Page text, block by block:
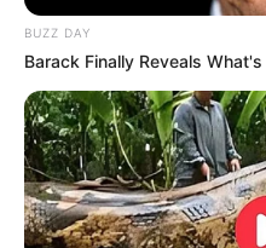
BUZZ DAY
Barack Finally Reveals